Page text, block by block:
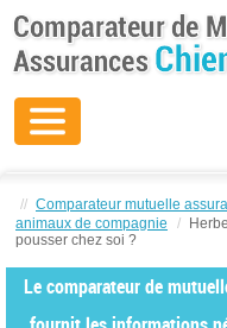
// Comparateur mutuelle
animaux de compagnie
/
pousser chez soi ?
Le comparateur de